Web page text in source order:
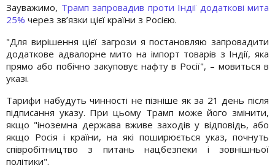
Зауважимо, Трамп запровадив проти Індії додаткові мита
25% через зв’язки цієї країни з Росією.
"Для вирішення цієї загрози я постановляю запровадити
додаткове адвалорне мито на імпорт товарів з Індії, яка
прямо або побічно закуповує нафту в Росії", – мовиться в
указі.
Тарифи набудуть чинності не пізніше як за 21 день після
підписання указу. При цьому Трамп може його змінити,
якщо "іноземна держава вживе заходів у відповідь, або
якщо Росія і країни, на які поширюється указ, почнуть
співробітництво з питань нацбезпеки і зовнішньої
політики".